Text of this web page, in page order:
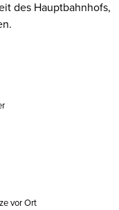
des Hauptbahnhofs,
vor Ort